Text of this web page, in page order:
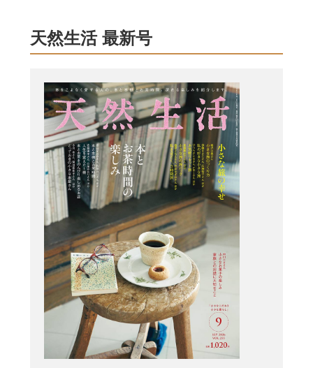
天然生活 最新号